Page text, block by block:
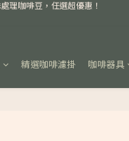
理咖啡豆，任選超優惠！
精選咖啡濾掛 咖啡器具